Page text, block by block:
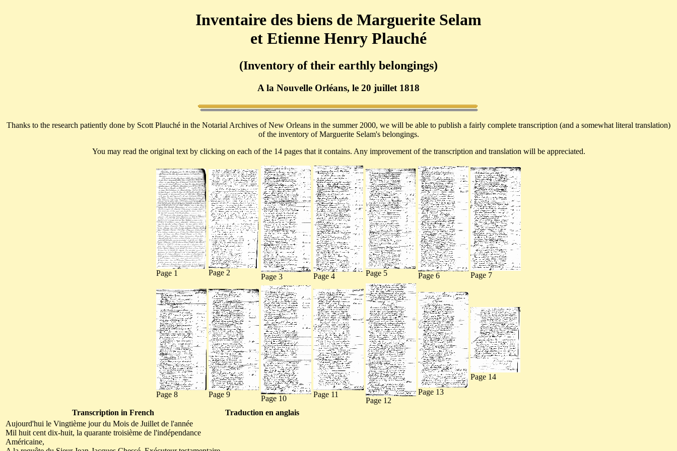
Inventaire des biens de Marguerite Selam
et Etienne Henry Plauché
(Inventory of their earthly belongings)
A la Nouvelle Orléans, le 20 juillet 1818
Thanks to the research patiently done by Scott Plauché in the Notarial Archives of New Orleans in the summer 2000, we will be able to publish a fairly complete transcription (and a somewhat literal translation)
of the inventory of Marguerite Selam's belongings.
You may read the original text by clicking on each of the 14 pages that it contains. Any improvement of the transcription and translation will be appreciated.
Page 1 Page 2 Page 3 Page 4 Page 5 Page 6 Page 7
Page 8 Page 9 Page 10 Page 11
Page 12
Page 13
Page 14
Transcription in French
Traduction en anglais
Aujourd'hui le Vingtième jour du Mois de Juillet de l'année
Mil huit cent dix-huit, la quarante troisième de l'indépendance
Américaine,